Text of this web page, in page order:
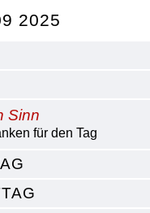
2025
Sinn
für den Tag